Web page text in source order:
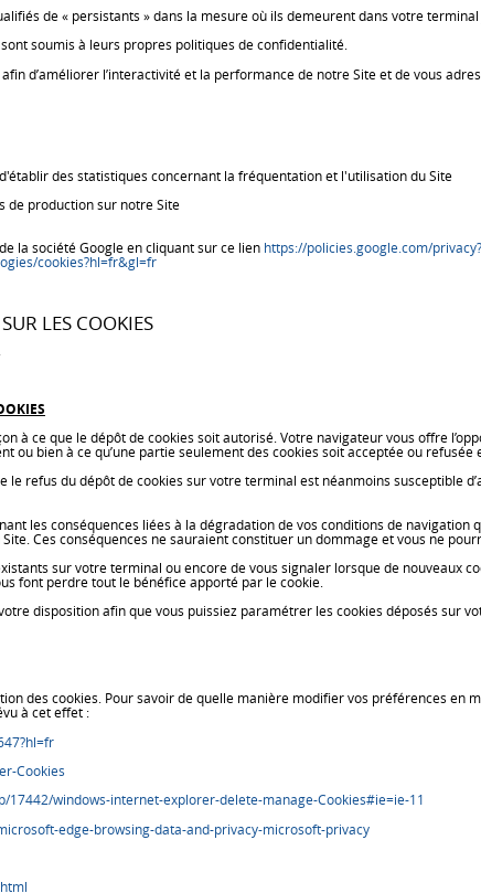
de « persistants » dans la mesure où ils demeurent dans votre terminal
soumis à leurs propres politiques de confidentialité.
d’améliorer l’interactivité et la performance de notre Site et de vous
des statistiques concernant la fréquentation et l'utilisation du Site
production sur notre Site
la société Google en cliquant sur ce lien https://policies.google.com/
cookies?hl=fr&gl=fr
LES COOKIES
à ce que le dépôt de cookies soit autorisé. Votre navigateur vous offre
ou bien à ce qu’une partie seulement des cookies soit acceptée ou
le refus du dépôt de cookies sur votre terminal est néanmoins susceptible
les conséquences liées à la dégradation de vos conditions de
Ces conséquences ne sauraient constituer un dommage et vous ne
sur votre terminal ou encore de vous signaler lorsque de nouveaux
font perdre tout le bénéfice apporté par le cookie.
disposition afin que vous puissiez paramétrer les cookies déposés sur
des cookies. Pour savoir de quelle manière modifier vos préférences en
à cet effet :
Cookies
windows-internet-explorer-delete-manage-Cookies#ie=ie-11
edge-browsing-data-and-privacy-microsoft-privacy